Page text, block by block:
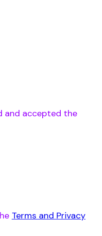
and accepted the
Terms and Privacy